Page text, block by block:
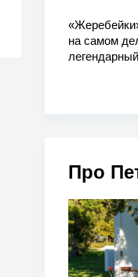
на самом
Про